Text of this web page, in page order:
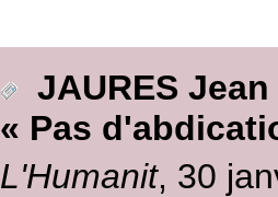
JAURES Jean
« Pas
L'Humanit, 30